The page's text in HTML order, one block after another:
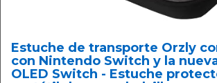
Estuche de transporte Orzly
con Nintendo Switch y la
OLED Switch - Estuche